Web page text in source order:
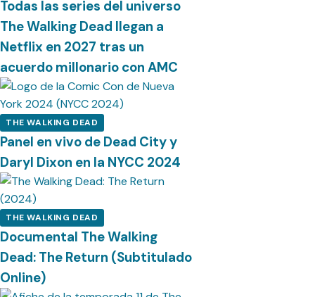
Todas las series del universo
The Walking Dead llegan a
Netflix en 2027 tras un
acuerdo millonario con AMC
THE WALKING DEAD
Panel en vivo de Dead City y
Daryl Dixon en la NYCC 2024
THE WALKING DEAD
Documental The Walking
Dead: The Return (Subtitulado
Online)